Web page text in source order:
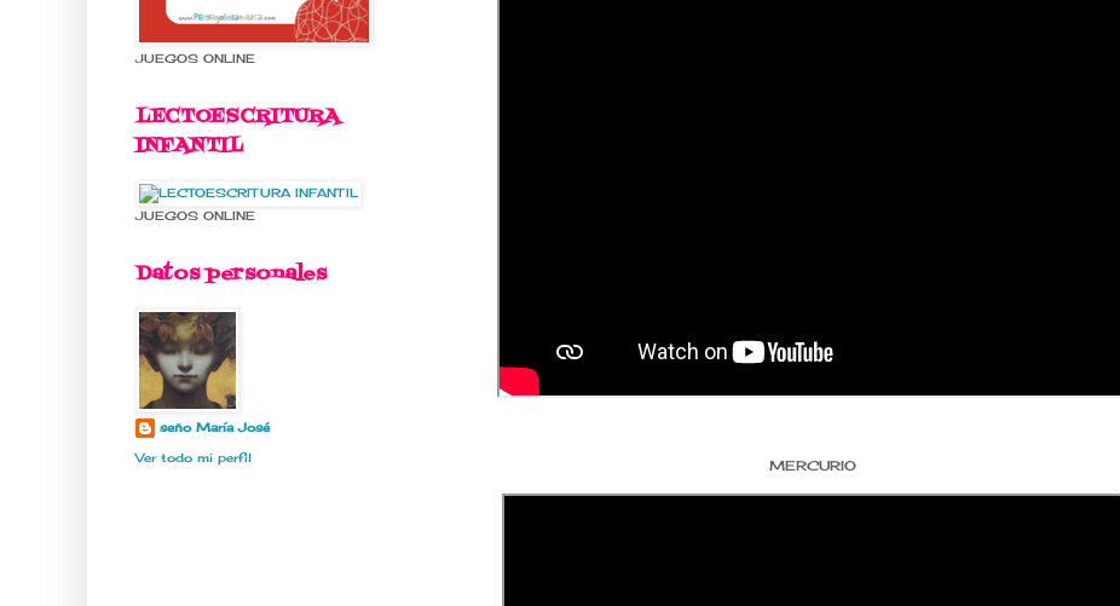
MERCURIO
JUEGOS ONLINE
LECTOESCRITURA
INFANTIL
JUEGOS ONLINE
Datos personales
seño María José
Ver todo mi perfil